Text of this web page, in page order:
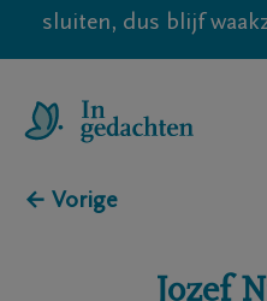
sluiten, dus blijf
← Vorige
Jozef